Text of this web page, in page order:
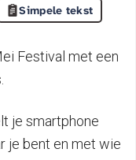
Simpele tekst
Festival met een
je smartphone
je bent en met wie